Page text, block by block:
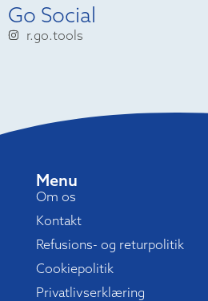
Go Social
r.go.tools
Menu
Om os
Kontakt
Refusions- og returpolitik
Cookiepolitik
Privatlivserklæring